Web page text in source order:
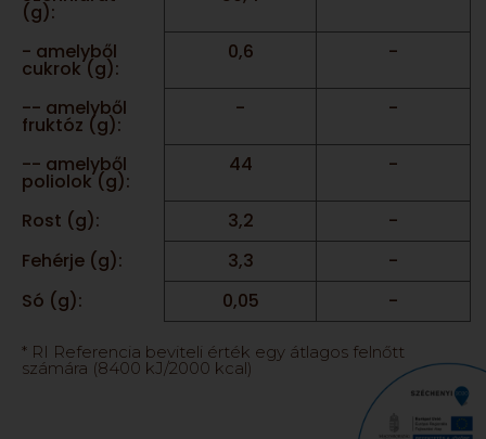
(g):
- amelyből
cukrok (g):
0,6 -
-- amelyből
fruktóz (g):
- -
-- amelyből
poliolok (g):
44 -
Rost (g): 3,2
-
Fehérje (g):
3,3
-
Só (g):
0,05 -
* RI Referencia beviteli érték egy átlagos felnőtt
számára (8400 kJ/2000 kcal)